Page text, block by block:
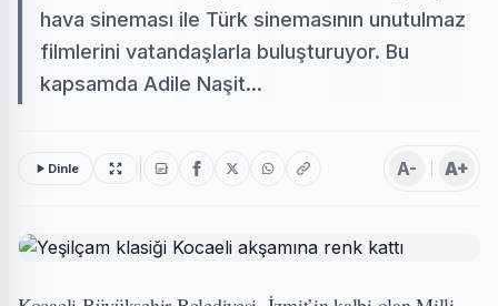
hava sineması ile Türk sinemasının unutulmaz
filmlerini vatandaşlarla buluşturuyor. Bu
kapsamda Adile Naşit...
Dinle A- A+